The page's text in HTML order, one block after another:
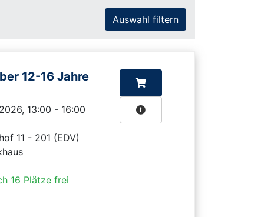
12-16 Jahre
13:00 - 16:00
11 - 201 (EDV)
16 Plätze frei